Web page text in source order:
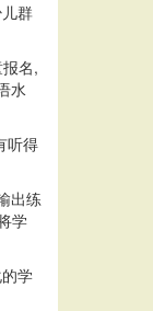
群
名,
水
听得
出练
学
学